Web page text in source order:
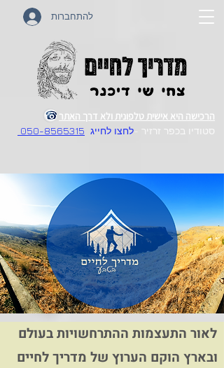
להתחברות
הרכישה היא אישית טלפונית ולא דרך האתר
סטודיו בכפר זרזיר - לחצו לחייג 050-8565315
לאור התעצמות ההתרחשויות בעולם
ובארץ הוקם הערוץ של מדריך לחיים